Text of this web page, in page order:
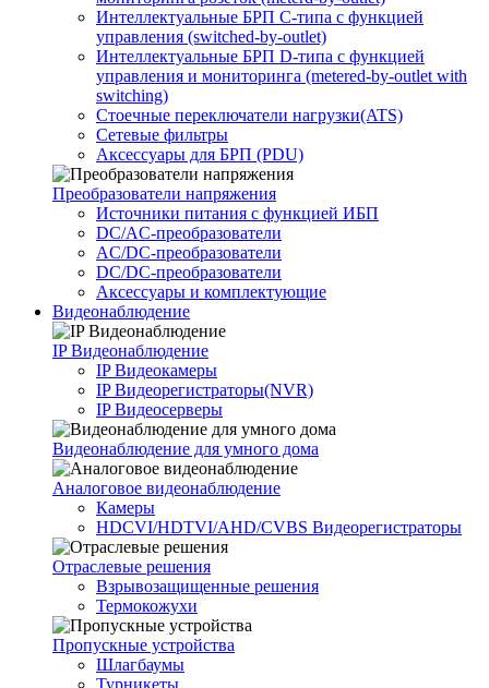
Интеллектуальные БРП C-типа с функцией
управления (switched-by-outlet)
Интеллектуальные БРП D-типа с функцией
управления и мониторинга (metered-by-outlet with
switching)
Стоечные переключатели нагрузки(ATS)
Сетевые фильтры
Аксессуары для БРП (PDU)
Преобразователи напряжения
Источники питания c функцией ИБП
DC/AC-преобразователи
AC/DC-преобразователи
DC/DC-преобразователи
Аксессуары и комплектующие
Видеонаблюдение
IP Видеонаблюдение
IP Видеокамеры
IP Видеорегистраторы(NVR)
IP Видеосерверы
Видеонаблюдение для умного дома
Аналоговое видеонаблюдение
Камеры
HDCVI/HDTVI/AHD/CVBS Видеорегистраторы
Отраслевые решения
Взрывозащищенные решения
Термокожухи
Пропускные устройства
Шлагбаумы
Турникеты